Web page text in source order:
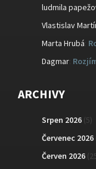
ludmila
Vlastislav
Marta Hrubá:
Dagmar:
ARCHIVY
Srpen 2026 (5)
Červenec 2026
Červen 2026